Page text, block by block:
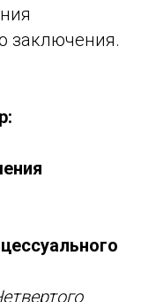
заключения.